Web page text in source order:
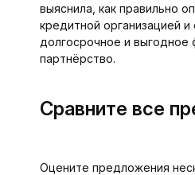
выяснила, как правильно
кредитной организацией и
долгосрочное и выгодное
партнёрство.
Сравните все
Оцените предложения